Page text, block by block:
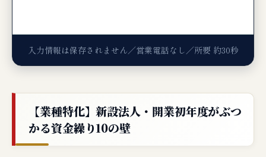
入力情報は保存されません／営業電話なし／所要 約30秒
【業種特化】新設法人・開業初年度がぶつ
かる資金繰り10の壁